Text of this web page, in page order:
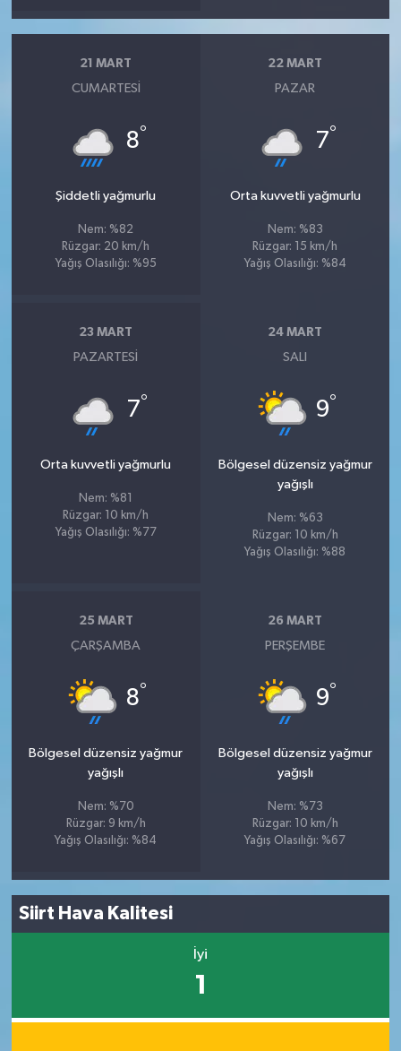
21 MART
CUMARTESI
8°
Şiddetli yağmurlu
Nem: %82
Rüzgar: 20 km/h
Yağış Olasılığı: %95
22 MART
PAZAR
7°
Orta kuvvetli yağmurlu
Nem: %83
Rüzgar: 15 km/h
Yağış Olasılığı: %84
23 MART
PAZARTESI
7°
Orta kuvvetli yağmurlu
Nem: %81
Rüzgar: 10 km/h
Yağış Olasılığı: %77
24 MART
SALI
9°
Bölgesel düzensiz yağmur
yağışlı
Nem: %63
Rüzgar: 10 km/h
Yağış Olasılığı: %88
25 MART
ÇARŞAMBA
8°
Bölgesel düzensiz yağmur
yağışlı
Nem: %70
Rüzgar: 9 km/h
Yağış Olasılığı: %84
26 MART
PERŞEMBE
9°
Bölgesel düzensiz yağmur
yağışlı
Nem: %73
Rüzgar: 10 km/h
Yağış Olasılığı: %67
Siirt Hava Kalitesi
İyi
1